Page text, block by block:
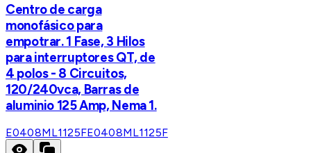
Centro de carga
monofásico para
empotrar. 1 Fase, 3 Hilos
para interruptores QT, de
4 polos - 8 Circuitos,
120/240vca, Barras de
aluminio 125 Amp, Nema 1.
E0408ML1125FE0408ML1125F